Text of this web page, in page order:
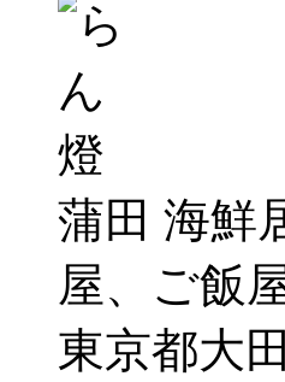
蒲田 海鮮
屋、ご飯
東京都大